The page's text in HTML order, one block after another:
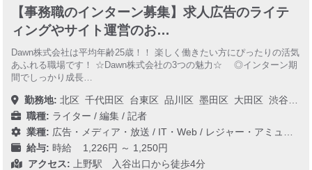
【事務職のインターン募集】求人広告のライテ
ィングやサイト運営のお…
Dawn株式会社は平均年齢25歳！！ 楽しく働きたい方にぴったりの活気
あふれる職場です！ ☆Dawn株式会社の3つの魅力☆ ◎インターン期
間でしっかり成長…
勤務地: 北区 千代田区 台東区 品川区 墨田区 大田区 渋谷区
職種: ライター / 編集 / 記者
業種: 広告・メディア・放送 / IT・Web / レジャー・アミューズメント
給与: 時給 1,226円 ～ 1,250円
アクセス:
上野駅 入谷出口から徒歩4分